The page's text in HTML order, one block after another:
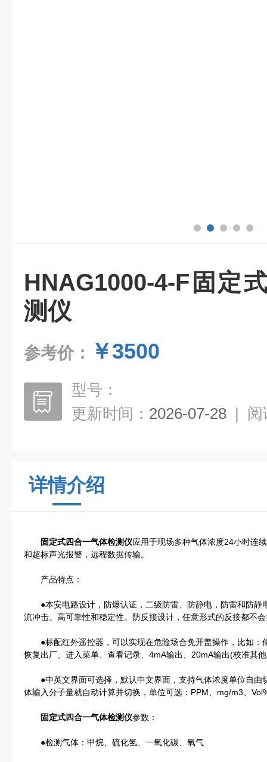
HNAG1000-4-F固定
测仪
参考价： ￥3500
型号：
更新时间： 2026-07-28 | 阅
详情介绍
固定式四合一气体检测仪应用于现场多种气体浓度24小时连
和超标声光报警，远程数据传输。
产品特点：
●本安电路设计，防爆认证，二级防雷、防静电，防雷和防静
流冲击。高可靠性和稳定性。防反接设计，任意形式的反接都不
●标配红外遥控器，可以实现在危险场合免开盖操作，比如：
恢复出厂、进入菜单、查看记录、4mA输出、20mA输出(校准其
●中英文界面可选择，默认中文界面，支持气体浓度单位自由
体输入分子量就自动计算并切换，单位可选：PPM、mg/m3、
固定式四合一气体检测仪参数：
●检测气体：甲烷、硫化氢、一氧化碳、氧气